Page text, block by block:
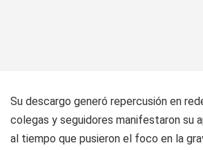
Su descargo generó repercusión en
colegas y seguidores manifestaron su
al tiempo que pusieron el foco en la